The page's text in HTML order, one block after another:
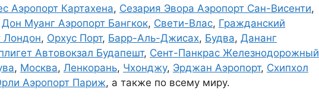
Аэропорт Картахена, Сезария Эвора Аэропорт Сан-Висенти,
Дон Муанг Аэропорт Бангкок, Свети-Влас, Гражданский
Лондон, Орхус Порт, Барр-Аль-Джисах, Будва, Дананг
Автовокзал Будапешт, Сент-Панкрас Железнодорожный
, Москва, Ленкорань, Чхонджу, Эрджан Аэропорт, Схипхол
Аэропорт Париж, а также по всему миру.